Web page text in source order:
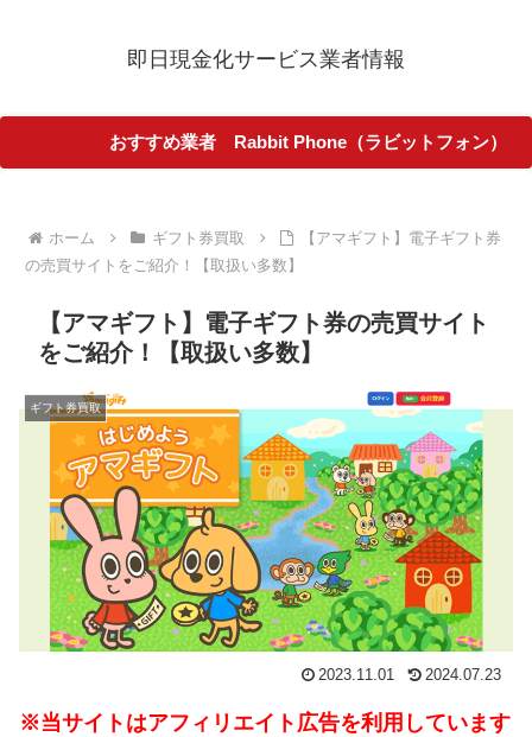
即日現金化サービス業者情報
おすすめ業者 Rabbit Phone（ラビットフォン）
ホーム ギフト券買取
【アマギフト】電子ギフト券
の売買サイトをご紹介！【取扱い多数】
【アマギフト】電子ギフト券の売買サイト
をご紹介！【取扱い多数】
ギフト券買取
2023.11.01 2024.07.23
※当サイトはアフィリエイト広告を利用しています